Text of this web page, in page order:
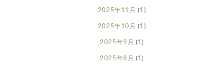
2025年11月 (1)
2025年10月 (1)
2025年9月 (1)
2025年8月 (1)